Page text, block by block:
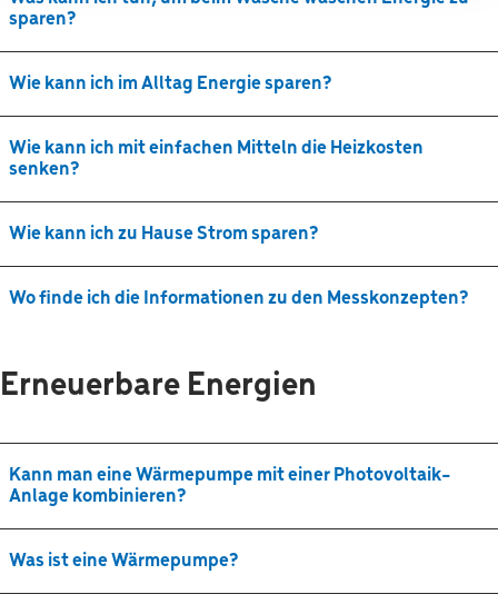
sparen?
Wie kann ich im Alltag Energie sparen?
Wie kann ich mit einfachen Mitteln die Heizkosten
senken?
Wie kann ich zu Hause Strom sparen?
Wo finde ich die Informationen zu den Messkonzepten?
Erneuerbare Energien
Kann man eine Wärmepumpe mit einer Photovoltaik-
Anlage kombinieren?
Was ist eine Wärmepumpe?